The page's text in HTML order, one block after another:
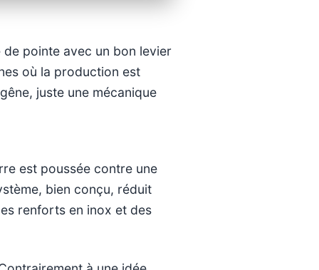
de pointe avec un bon levier
où la production est
juste une mécanique
est poussée contre une
bien conçu, réduit
renforts en inox et des